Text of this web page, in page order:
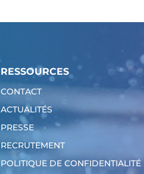
RESSOURCES
CONTACT
ACTUALITÉS
PRESSE
RECRUTEMENT
POLITIQUE DE CONFIDENTIALITÉ